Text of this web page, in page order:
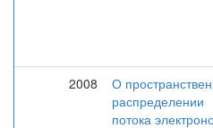
2008
О
распределении
потока